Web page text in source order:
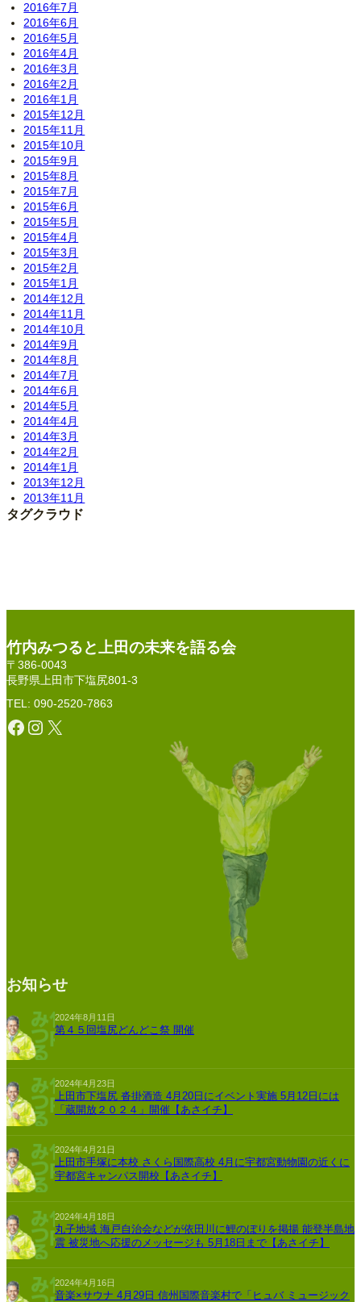
2016年7月
2016年6月
2016年5月
2016年4月
2016年3月
2016年2月
2016年1月
2015年12月
2015年11月
2015年10月
2015年9月
2015年8月
2015年7月
2015年6月
2015年5月
2015年4月
2015年3月
2015年2月
2015年1月
2014年12月
2014年11月
2014年10月
2014年9月
2014年8月
2014年7月
2014年6月
2014年5月
2014年4月
2014年3月
2014年2月
2014年1月
2013年12月
2013年11月
タグクラウド
竹内みつると上田の未来を語る会
〒386-0043
長野県上田市下塩尻801-3
TEL: 090-2520-7863
Facebook Instagram X
お知らせ
2024年8月11日
第４５回塩尻どんどこ祭 開催
2024年4月23日
上田市下塩尻 沓掛酒造 4月20日にイベント実施 5月12日には
「蔵開放２０２４」開催【あさイチ】
2024年4月21日
上田市手塚に本校 さくら国際高校 4月に宇都宮動物園の近くに
宇都宮キャンパス開校【あさイチ】
2024年4月18日
丸子地域 海戸自治会などが依田川に鯉のぼりを掲揚 能登半島地
震 被災地へ応援のメッセージも 5月18日まで【あさイチ】
2024年4月16日
音楽×サウナ 4月29日 信州国際音楽村で「ヒュバ ミュージック